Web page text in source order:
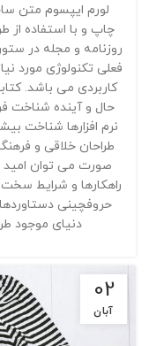
لورم ایپسوم متن
چاپ و با استفاده از
روزنامه و مجله در
فعلی تکنولوژی مورد
کاربردی می باشد.
حال و آینده شناخت
نرم افزارها شناخت
طراحان خلاقی و
صورت می توان امید
راهکارها و شرایط
حروفچینی
دنیای موجود
02
آبان